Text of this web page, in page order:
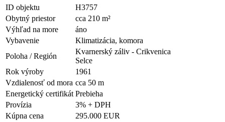
ID objektu
H3757
Obytný priestor
cca 210 m²
Výhľad na more
áno
Vybavenie
Klimatizácia, komora
Poloha / Región
Kvarnerský záliv - Crikvenica
Selce
Rok výroby
1961
Vzdialenosť od mora cca 50 m
Energetický certifikát Prebieha
Provízia
3% + DPH
Kúpna cena
295.000 EUR